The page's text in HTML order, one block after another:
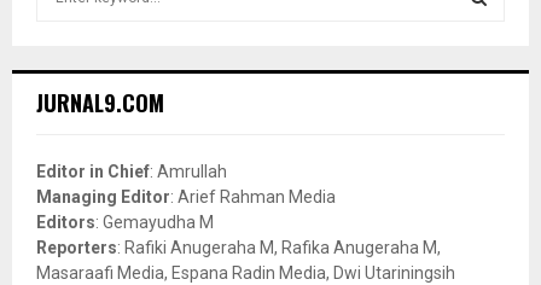
h
o
r
:
JURNAL9.COM
Editor in Chief: Amrullah
Managing Editor: Arief Rahman Media
Editors: Gemayudha M
Reporters: Rafiki Anugeraha M, Rafika Anugeraha M,
Masaraafi Media, Espana Radin Media, Dwi Utariningsih